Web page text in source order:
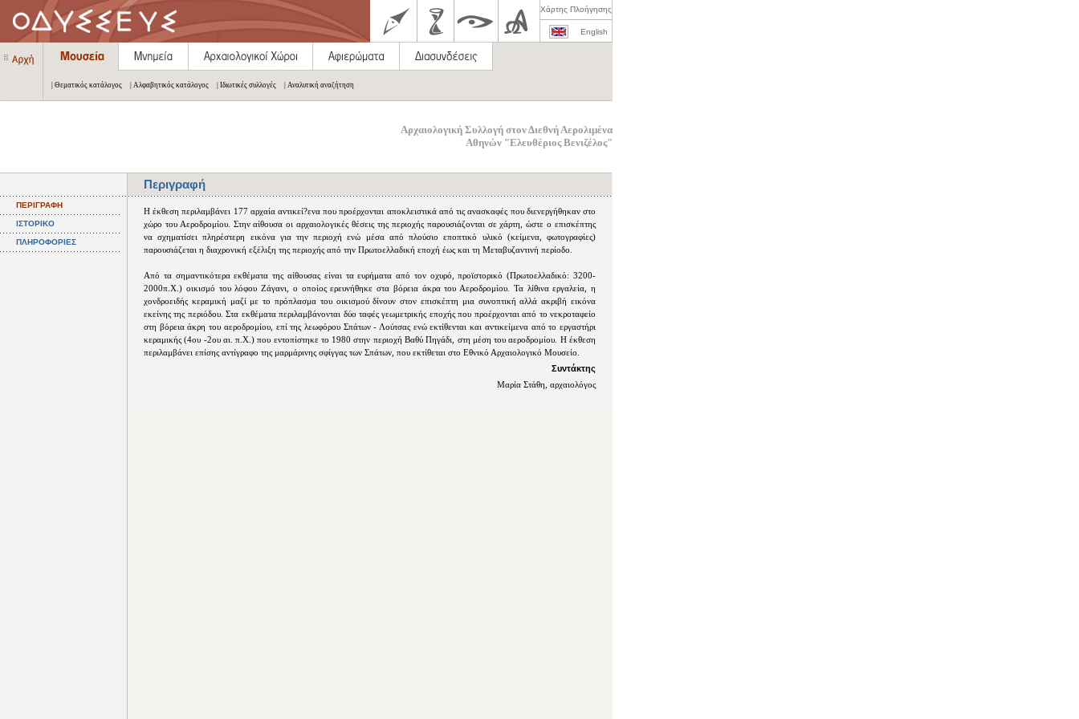
Χάρτης Πλοήγησης
English
| Θεματικός κατάλογος | Αλφαβητικός κατάλογος | Ιδιωτικές συλλογές | Αναλυτική αναζήτηση
Αρχαιολογική Συλλογή στον Διεθνή Αερολιμένα
Αθηνών "Ελευθέριος Βενιζέλος"
Περιγραφή
ΠΕΡΙΓΡΑΦΗ
ΙΣΤΟΡΙΚΟ
ΠΛΗΡΟΦΟΡΙΕΣ
Η έκθεση περιλαμβάνει 177 αρχαία αντικεί?ενα που προέρχονται αποκλειστικά από τις ανασκαφές που διενεργήθηκαν στο
χώρο του Αεροδρομίου. Στην αίθουσα οι αρχαιολογικές θέσεις της περιοχής παρουσιάζονται σε χάρτη, ώστε ο επισκέπτης
να σχηματίσει πληρέστερη εικόνα για την περιοχή ενώ μέσα από πλούσιο εποπτικό υλικό (κείμενα, φωτογραφίες)
παρουσιάζεται η διαχρονική εξέλιξη της περιοχής από την Πρωτοελλαδική εποχή έως και τη Μεταβυζαντινή περίοδο.
Από τα σημαντικότερα εκθέματα της αίθουσας είναι τα ευρήματα από τον οχυρό, προϊστορικό (Πρωτοελλαδικό: 3200-
2000π.Χ.) οικισμό του λόφου Ζάγανι, ο οποίος ερευνήθηκε στα βόρεια άκρα του Αεροδρομίου. Τα λίθινα εργαλεία, η
χονδροειδής κεραμική μαζί με το πρόπλασμα του οικισμού δίνουν στον επισκέπτη μια συνοπτική αλλά ακριβή εικόνα
εκείνης της περιόδου. Στα εκθέματα περιλαμβάνονται δύο ταφές γεωμετρικής εποχής που προέρχονται από το νεκροταφείο
στη βόρεια άκρη του αεροδρομίου, επί της λεωφόρου Σπάτων - Λούτσας ενώ εκτίθενται και αντικείμενα από το εργαστήρι
κεραμικής (4ου -2ου αι. π.Χ.) που εντοπίστηκε το 1980 στην περιοχή Βαθύ Πηγάδι, στη μέση του αεροδρομίου. Η έκθεση
περιλαμβάνει επίσης αντίγραφο της μαρμάρινης σφίγγας των Σπάτων, που εκτίθεται στο Εθνικό Αρχαιολογικό Μουσείο.
Συντάκτης
Μαρία Στάθη, αρχαιολόγος